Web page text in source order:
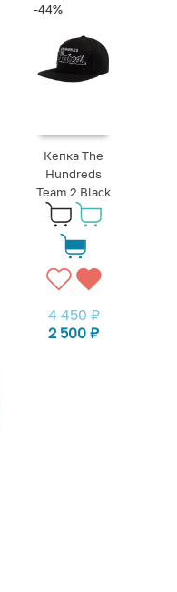
-44%
Кепка The
Hundreds
Team 2 Black
4 450₽
2 500₽